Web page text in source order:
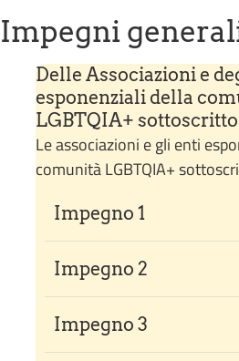
Impegni
Delle Associazioni e
esponenziali della
LGBTQIA+
Le associazioni e gli enti
comunità LGBTQIA+
Impegno 1
Impegno 2
Impegno 3